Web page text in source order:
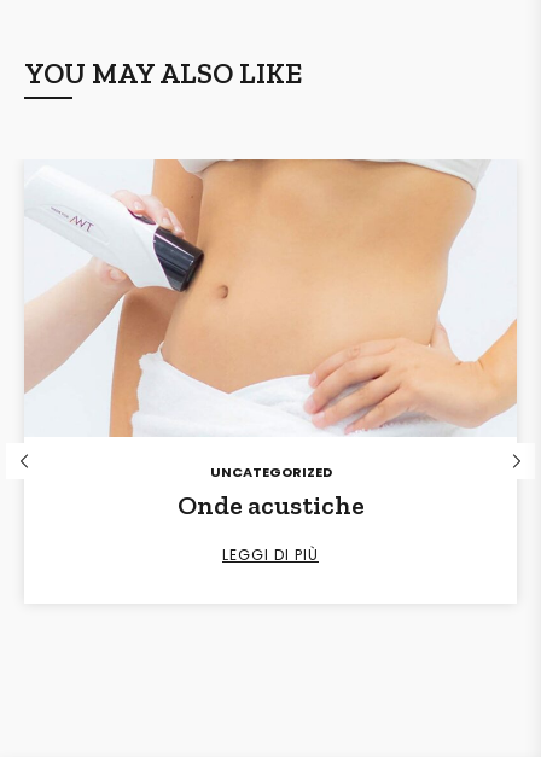
YOU MAY ALSO LIKE
POSTED
IN
UNCATEGORIZED
Onde acustiche
LEGGI DI PIÙ